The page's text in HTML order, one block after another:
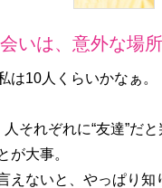
いは、意外な場所
10人くらいかなぁ。
れぞれに“友達”だと
が大事。
ないと、やっぱり知